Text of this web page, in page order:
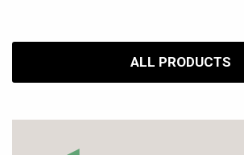
ALL PRODUCTS